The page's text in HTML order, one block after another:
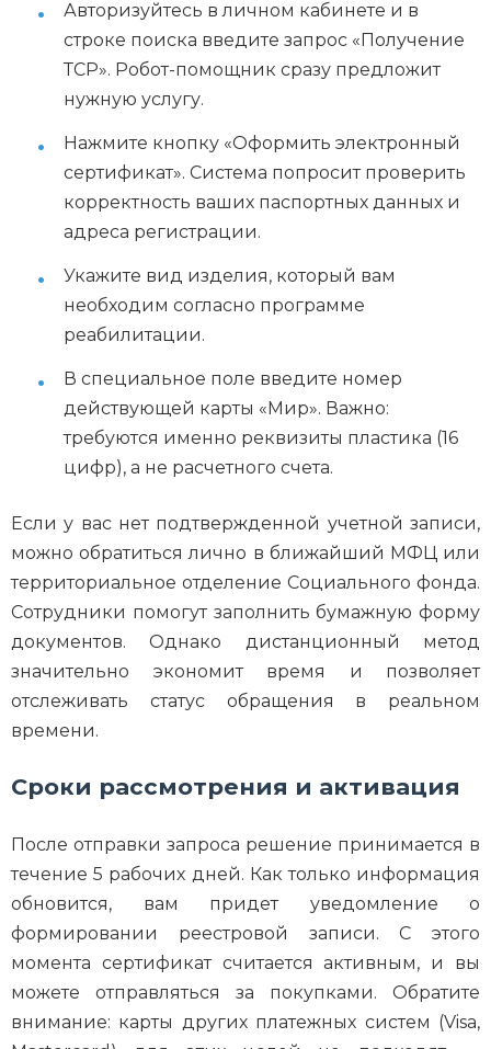
Авторизуйтесь в личном кабинете и в
строке поиска введите запрос «Получение
ТСР». Робот-помощник сразу предложит
нужную услугу.
Нажмите кнопку «Оформить электронный
сертификат». Система попросит проверить
корректность ваших паспортных данных и
адреса регистрации.
Укажите вид изделия, который вам
необходим согласно программе
реабилитации.
В специальное поле введите номер
действующей карты «Мир». Важно:
требуются именно реквизиты пластика (16
цифр), а не расчетного счета.
Если у вас нет подтвержденной учетной записи,
можно обратиться лично в ближайший МФЦ или
территориальное отделение Социального фонда.
Сотрудники помогут заполнить бумажную форму
документов. Однако дистанционный метод
значительно экономит время и позволяет
отслеживать статус обращения в реальном
времени.
Сроки рассмотрения и активация
После отправки запроса решение принимается в
течение 5 рабочих дней. Как только информация
обновится, вам придет уведомление о
формировании реестровой записи. С этого
момента сертификат считается активным, и вы
можете отправляться за покупками. Обратите
внимание: карты других платежных систем (Visa,